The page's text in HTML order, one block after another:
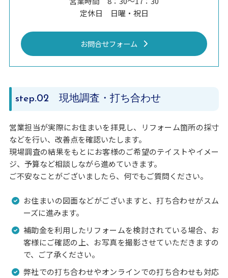
定休日 日曜・祝日
お問合せフォーム
step.02 現地調査・打ち合わせ
営業担当が実際にお住まいを拝見し、リフォーム箇所の採寸
などを行い、改善点を確認いたします。
現場調査の結果をもとにお客様のご希望のテイストやイメー
ジ、予算など相談しながら進めていきます。
ご不安なことがございましたら、何でもご質問ください。
お住まいの図面などがございますと、打ち合わせがスム
ーズに進みます。
補助金を利用したリフォームを検討されている場合、お
客様にご確認の上、お写真を撮影させていただきますの
で、ご了承ください。
弊社での打ち合わせやオンラインでの打ち合わせも対応